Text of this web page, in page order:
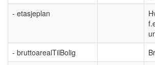
- etasjeplan
- bruttoarealTilBolig